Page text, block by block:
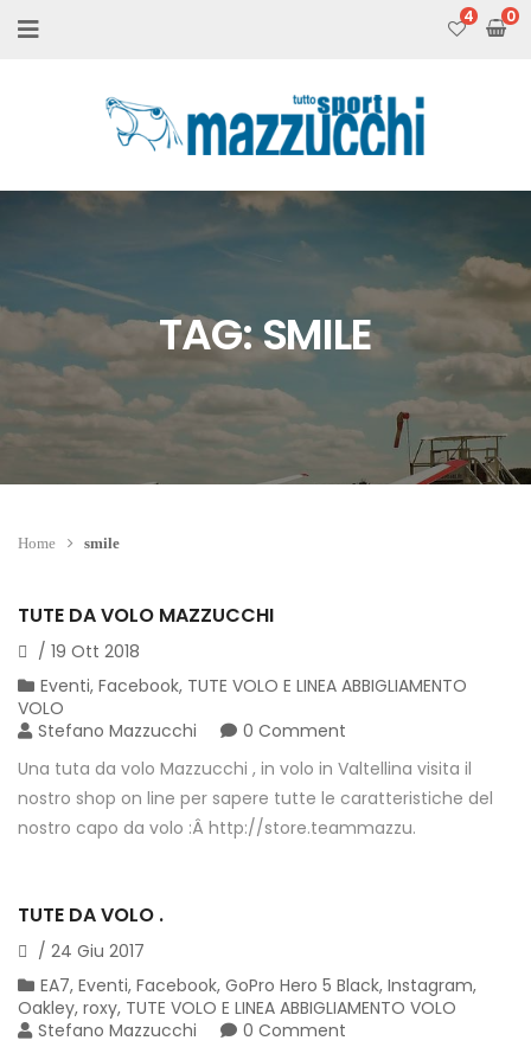
4
TAG:SMILE
Home smile
TUTE DA VOLO MAZZUCCHI
/ 19 Ott 2018
Eventi, Facebook, TUTE VOLO E LINEA ABBIGLIAMENTO
VOLO
Stefano Mazzucchi
0 Comment
Una tuta da volo Mazzucchi , in volo in Valtellina visita il
nostro shop on line per sapere tutte le caratteristiche del
nostro capo da volo :Â http://store.teammazzu.
TUTE DA VOLO .
/ 24 Giu 2017
EA7, Eventi, Facebook, GoPro Hero 5 Black, Instagram,
Oakley, roxy, TUTE VOLO E LINEA ABBIGLIAMENTO VOLO
Stefano Mazzucchi
0 Comment